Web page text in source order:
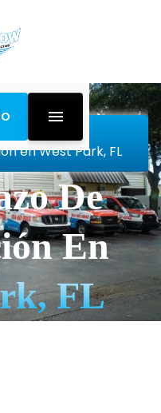
en West Park, FL
De
En
FL